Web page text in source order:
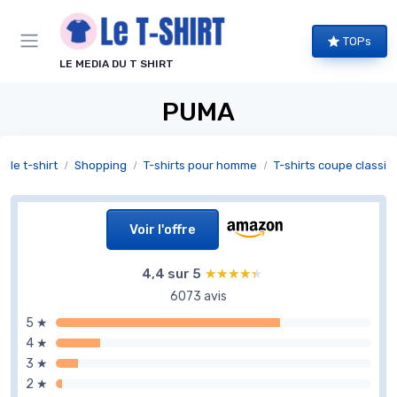
LE MEDIA DU T SHIRT
TOPs
PUMA
le t-shirt Shopping T-shirts pour homme T-shirts coupe
Voir l'offre
4,4 sur 5 ★★★★★
★★★★★
6073 avis
5 ★
4 ★
3 ★
2 ★
Panneau de gestion des cookies